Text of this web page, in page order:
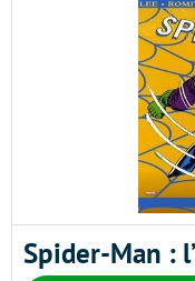
Spider-Man :